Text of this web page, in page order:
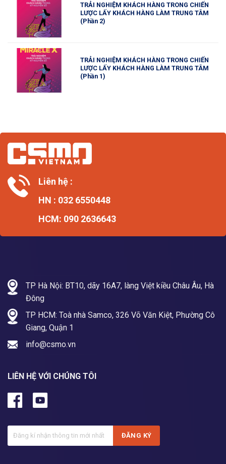
TRẢI NGHIỆM KHÁCH HÀNG TRONG CHIẾN
LƯỢC LẤY KHÁCH HÀNG LÀM TRUNG TÂM
(Phần 2)
TRẢI NGHIỆM KHÁCH HÀNG TRONG CHIẾN
LƯỢC LẤY KHÁCH HÀNG LÀM TRUNG TÂM
(Phần 1)
Liên hệ :
HN : 032 6550448
HCM: 090 2636643
TP Hà Nội: BT10, dãy 16A7, làng Việt kiều Châu Âu, Hà
Đông
TP HCM: Toà nhà Samco, 326 Võ Văn Kiệt, Phường Cô
Giang, Quận 1
info@csmo.vn
LIÊN HỆ VỚI CHÚNG TÔI